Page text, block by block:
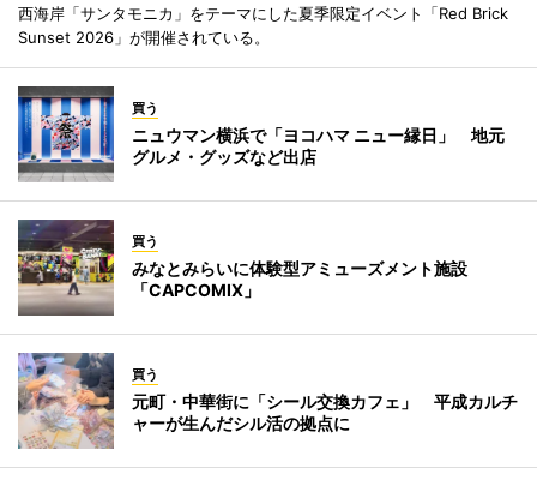
西海岸「サンタモニカ」をテーマにした夏季限定イベント「Red Brick
Sunset 2026」が開催されている。
買う
ニュウマン横浜で「ヨコハマ ニュー縁日」 地元
グルメ・グッズなど出店
買う
みなとみらいに体験型アミューズメント施設
「CAPCOMIX」
買う
元町・中華街に「シール交換カフェ」 平成カルチ
ャーが生んだシル活の拠点に